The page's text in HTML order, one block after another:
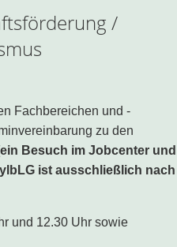
/
Fachbereichen und -
zu den
Besuch im Jobcenter und
ist ausschließlich nach
und 12.30 Uhr sowie